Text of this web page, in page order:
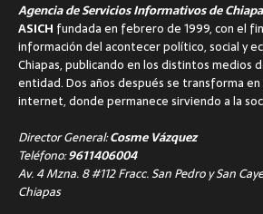
Agencia de Servicios Informativos de
ASICH fundada en febrero de 1999, con el
información del acontecer político, social y
Chiapas, publicando en los distintos medios
entidad. Dos años después se transforma
internet, donde permanece sirviendo a la
Director General:Cosme Vázquez
Teléfono:9611406004
Av. 4 Mzna. 8 #112 Fracc. San Pedro y San
Chiapas